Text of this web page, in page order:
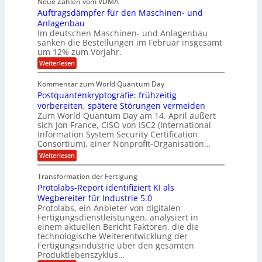
i
l
l
i
o
n
U
S
-
D
o
l
l
a
r
r
i
n
g
f
ü
r
E
M
E
A
u
n
d
L
a
t
e
i
n
a
m
e
2
s
o
l
u
t
s
i
g
w
i
r
d
C
h
i
e
f
C
u
s
t
o
m
e
r
O
ff
c
e
r
t
i
n
g
e
r
ö
f
n
e
t
K
o
m
p
e
t
e
n
z
n
t
r
u
m
f
ü
r
Auftragsdämpfer für den Maschinen- und
Anlagenbau
Im deutschen Maschinen- und Anlagenbau
sanken die Bestellungen im Februar insgesamt
um 12% zum Vorjahr.
Weiterlesen:
A
f
t
r
a
g
s
d
ä
m
p
e
f
ü
r
d
e
n
M
a
s
Kommentar zum World Quantum Day
Postquantenkryptografie: frühzeitig
vorbereiten, spätere Störungen vermeiden
Zum World Quantum Day am 14. April äußert
sich Jon France, CISO von ISC2 (International
Information System Security Certification
Consortium), einer Nonprofit-Organisation…
Weiterlesen:
P
s
t
q
u
a
n
t
e
n
k
Transformation der Fertigung
Protolabs-Report identifiziert KI als
Wegbereiter für Industrie 5.0
Protolabs, ein Anbieter von digitalen
Fertigungsdienstleistungen, analysiert in
einem aktuellen Bericht Faktoren, die die
technologische Weiterentwicklung der
Fertigungsindustrie über den gesamten
Produktlebenszyklus…